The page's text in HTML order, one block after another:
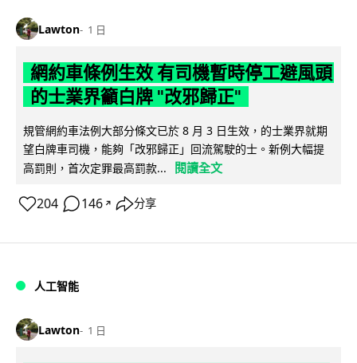
Lawton 1 日
網約車條例生效 有司機暫時停工避風頭
的士業界籲白牌 "改邪歸正"
規管網約車法例大部分條文已於 8 月 3 日生效，的士業界就期
望白牌車司機，能夠「改邪歸正」回流駕駛的士。新例大幅提
高罰則，首次定罪最高罰款...
閱讀全文
204 146 ↗ 分享
人工智能
Lawton 1 日